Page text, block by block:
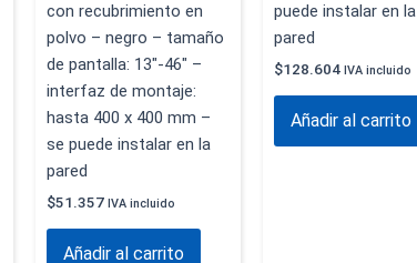
con recubrimiento en
polvo – negro – tamaño
de pantalla: 13″-46″ –
interfaz de montaje:
hasta 400 x 400 mm –
se puede instalar en la
pared
$51.357 IVA incluido
Añadir al carrito
puede instalar en la
pared
$128.604 IVA incluido
Añadir al carrito